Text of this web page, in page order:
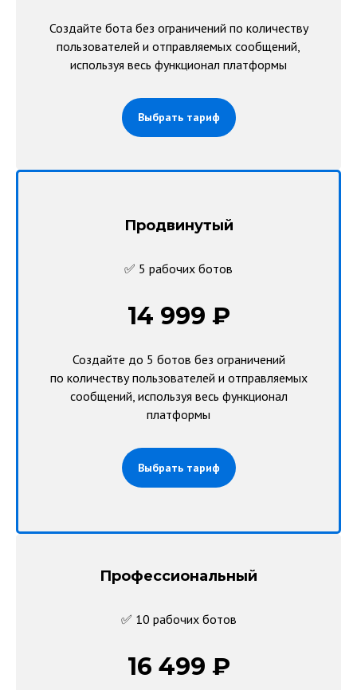
Создайте бота без ограничений по количеству
пользователей и отправляемых сообщений,
используя весь функционал платформы
Выбрать тариф
Продвинутый
✅ 5 рабочих ботов
14 999 ₽
Создайте до 5 ботов без ограничений
по количеству пользователей и отправляемых
сообщений, используя весь функционал
платформы
Выбрать тариф
Профессиональный
✅ 10 рабочих ботов
16 499 ₽